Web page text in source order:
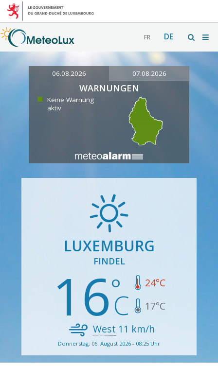
FR DE
06.08.2026 07.08.2026
WARNUNGEN
Keine Warnung
aktiv
LUXEMBURG
FINDEL
16 24°C
17°C
West 11 km/h
Donnerstag, 06. August 2026 - 08:25 Uhr